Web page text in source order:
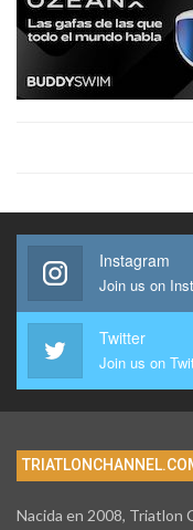
Instagram
Join us on
Twitter
Join us on
Nacida en 2008, Triatlon